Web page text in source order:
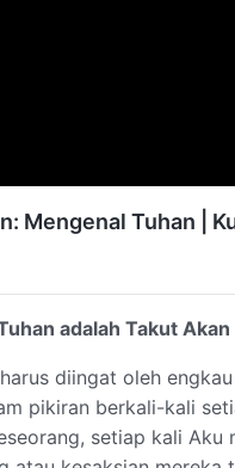
Mengenal Tuhan |
adalah Takut
diingat oleh
pikiran berkali-kali
setiap kali